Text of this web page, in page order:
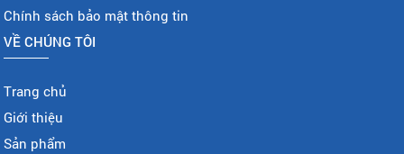
Chính sách bảo mật thông tin
VỀ CHÚNG TÔI
Trang chủ
Giới thiệu
Sản phẩm